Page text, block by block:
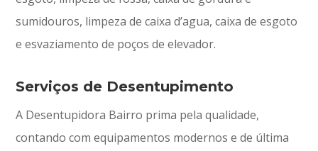
sumidouros, limpeza de caixa d’agua, caixa de esgoto
e esvaziamento de poços de elevador.
Serviços de Desentupimento
A Desentupidora Bairro prima pela qualidade,
contando com equipamentos modernos e de última